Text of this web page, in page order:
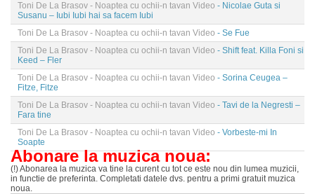
Toni De La Brasov - Noaptea cu ochii-n tavan Video - Nicolae Guta si
Susanu – Iubi Iubi hai sa facem Iubi
Toni De La Brasov - Noaptea cu ochii-n tavan Video - Se Fue
Toni De La Brasov - Noaptea cu ochii-n tavan Video - Shift feat. Killa Foni si
Keed – Fler
Toni De La Brasov - Noaptea cu ochii-n tavan Video - Sorina Ceugea –
Fitze, Fitze
Toni De La Brasov - Noaptea cu ochii-n tavan Video - Tavi de la Negresti –
Fara tine
Toni De La Brasov - Noaptea cu ochii-n tavan Video - Vorbeste-mi In
Soapte
Abonare la muzica noua:
(!) Abonarea la muzica va tine la curent cu tot ce este nou din lumea muzicii,
in functie de preferinta. Completati datele dvs. pentru a primi gratuit muzica
noua.